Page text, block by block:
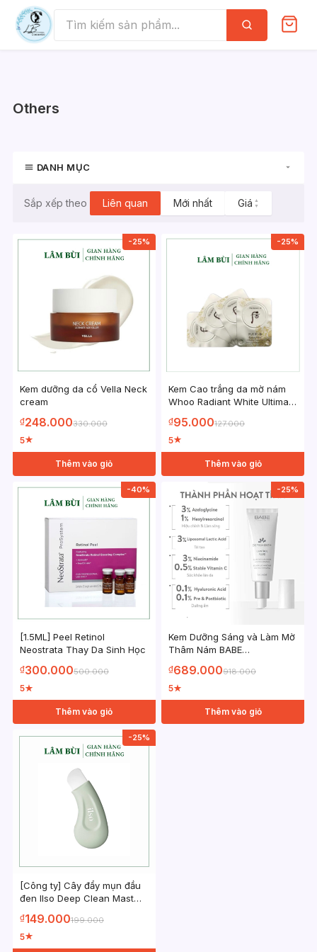
Skip
content
Tìm
kiếm
Others
DANH MỤC
Sắp xếp theo Liên quan Mới nhất Giá ▲
▼
-25%
Kem dưỡng da cổ Vella Neck
cream
₫248.000330.000
5★
Thêm vào giỏ
-25%
Kem Cao trắng da mờ nám
Whoo Radiant White Ultimate
₫95.000127.000
5★
Thêm vào giỏ
-40%
[1.5ML] Peel Retinol
Neostrata Thay Da Sinh Học
₫300.000500.000
5★
Thêm vào giỏ
-25%
Kem Dưỡng Sáng và Làm Mờ
Thâm Nám BABE
40ml
₫689.000918.000
5★
Thêm vào giỏ
-25%
[Công ty] Cây đẩy mụn đầu
đen Ilso Deep Clean Mast
₫149.000199.000
5★